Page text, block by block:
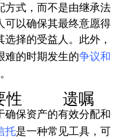
遗嘱
性
方式，而不是由继承法
可以确保其最终意愿得
择的受益人。此外，
难的时期发生的争议和
。
确保资产的有效分配和
托是一种常见工具，可